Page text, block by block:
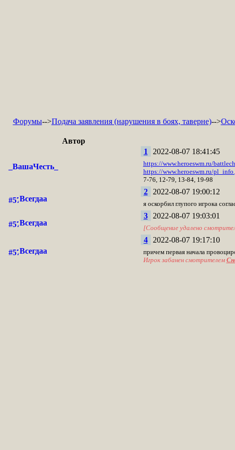
Форумы-->Подача заявления (нарушения в боях, таверне)-->
Автор
_ВашаЧесть_
1 2022-08-07 18:41:45
https://www.heroeswm.ru/
https://www.heroeswm.ru/
7-76, 12-79, 13-84, 19-98
Всегдаа
2 2022-08-07 19:00:12
я оскорбил глупого игрока
Всегдаа
3 2022-08-07 19:03:01
[Сообщение удалено
Всегдаа
4 2022-08-07 19:17:10
причем первая начала
Игрок забанен смотрителем